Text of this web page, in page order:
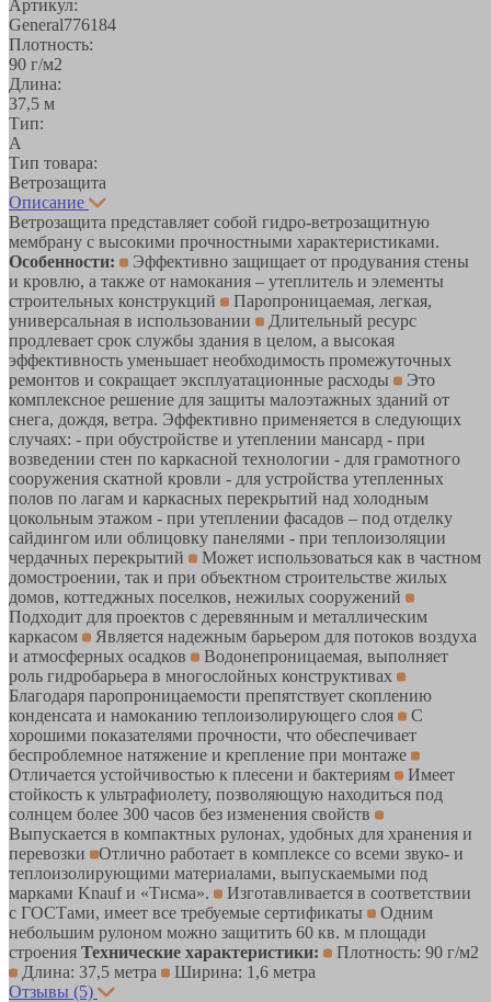
Артикул:
General776184
Плотность:
90 г/м2
Длина:
37,5 м
Тип:
A
Тип товара:
Ветрозащита
Описание
Ветрозащита представляет собой гидро-ветрозащитную
мембрану с высокими прочностными характеристиками.
Особенности:
Эффективно защищает от продувания стены
и кровлю, а также от намокания – утеплитель и элементы
строительных конструкций
Паропроницаемая, легкая,
универсальная в использовании
Длительный ресурс
продлевает срок службы здания в целом, а высокая
эффективность уменьшает необходимость промежуточных
ремонтов и сокращает эксплуатационные расходы
Это
комплексное решение для защиты малоэтажных зданий от
снега, дождя, ветра. Эффективно применяется в следующих
случаях: - при обустройстве и утеплении мансард - при
возведении стен по каркасной технологии - для грамотного
сооружения скатной кровли - для устройства утепленных
полов по лагам и каркасных перекрытий над холодным
цокольным этажом - при утеплении фасадов – под отделку
сайдингом или облицовку панелями - при теплоизоляции
чердачных перекрытий
Может использоваться как в частном
домостроении, так и при объектном строительстве жилых
домов, коттеджных поселков, нежилых сооружений
Подходит для проектов с деревянным и металлическим
каркасом
Является надежным барьером для потоков воздуха
и атмосферных осадков
Водонепроницаемая, выполняет
роль гидробарьера в многослойных конструктивах
Благодаря паропроницаемости препятствует скоплению
конденсата и намоканию теплоизолирующего слоя
С
хорошими показателями прочности, что обеспечивает
беспроблемное натяжение и крепление при монтаже
Отличается устойчивостью к плесени и бактериям
Имеет
стойкость к ультрафиолету, позволяющую находиться под
солнцем более 300 часов без изменения свойств
Выпускается в компактных рулонах, удобных для хранения и
перевозки
Отлично работает в комплексе со всеми звуко- и
теплоизолирующими материалами, выпускаемыми под
марками Knauf и «Тисма».
Изготавливается в соответствии
с ГОСТами, имеет все требуемые сертификаты
Одним
небольшим рулоном можно защитить 60 кв. м площади
строения Технические характеристики:
Плотность: 90 г/м2
Длина: 37,5 метра
Ширина: 1,6 метра
Отзывы (5)